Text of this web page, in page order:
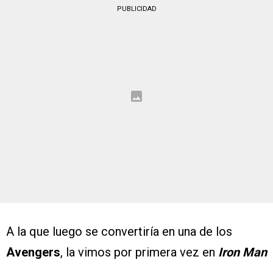
PUBLICIDAD
A la que luego se convertiría en una de los
Avengers, la vimos por primera vez en Iron Man